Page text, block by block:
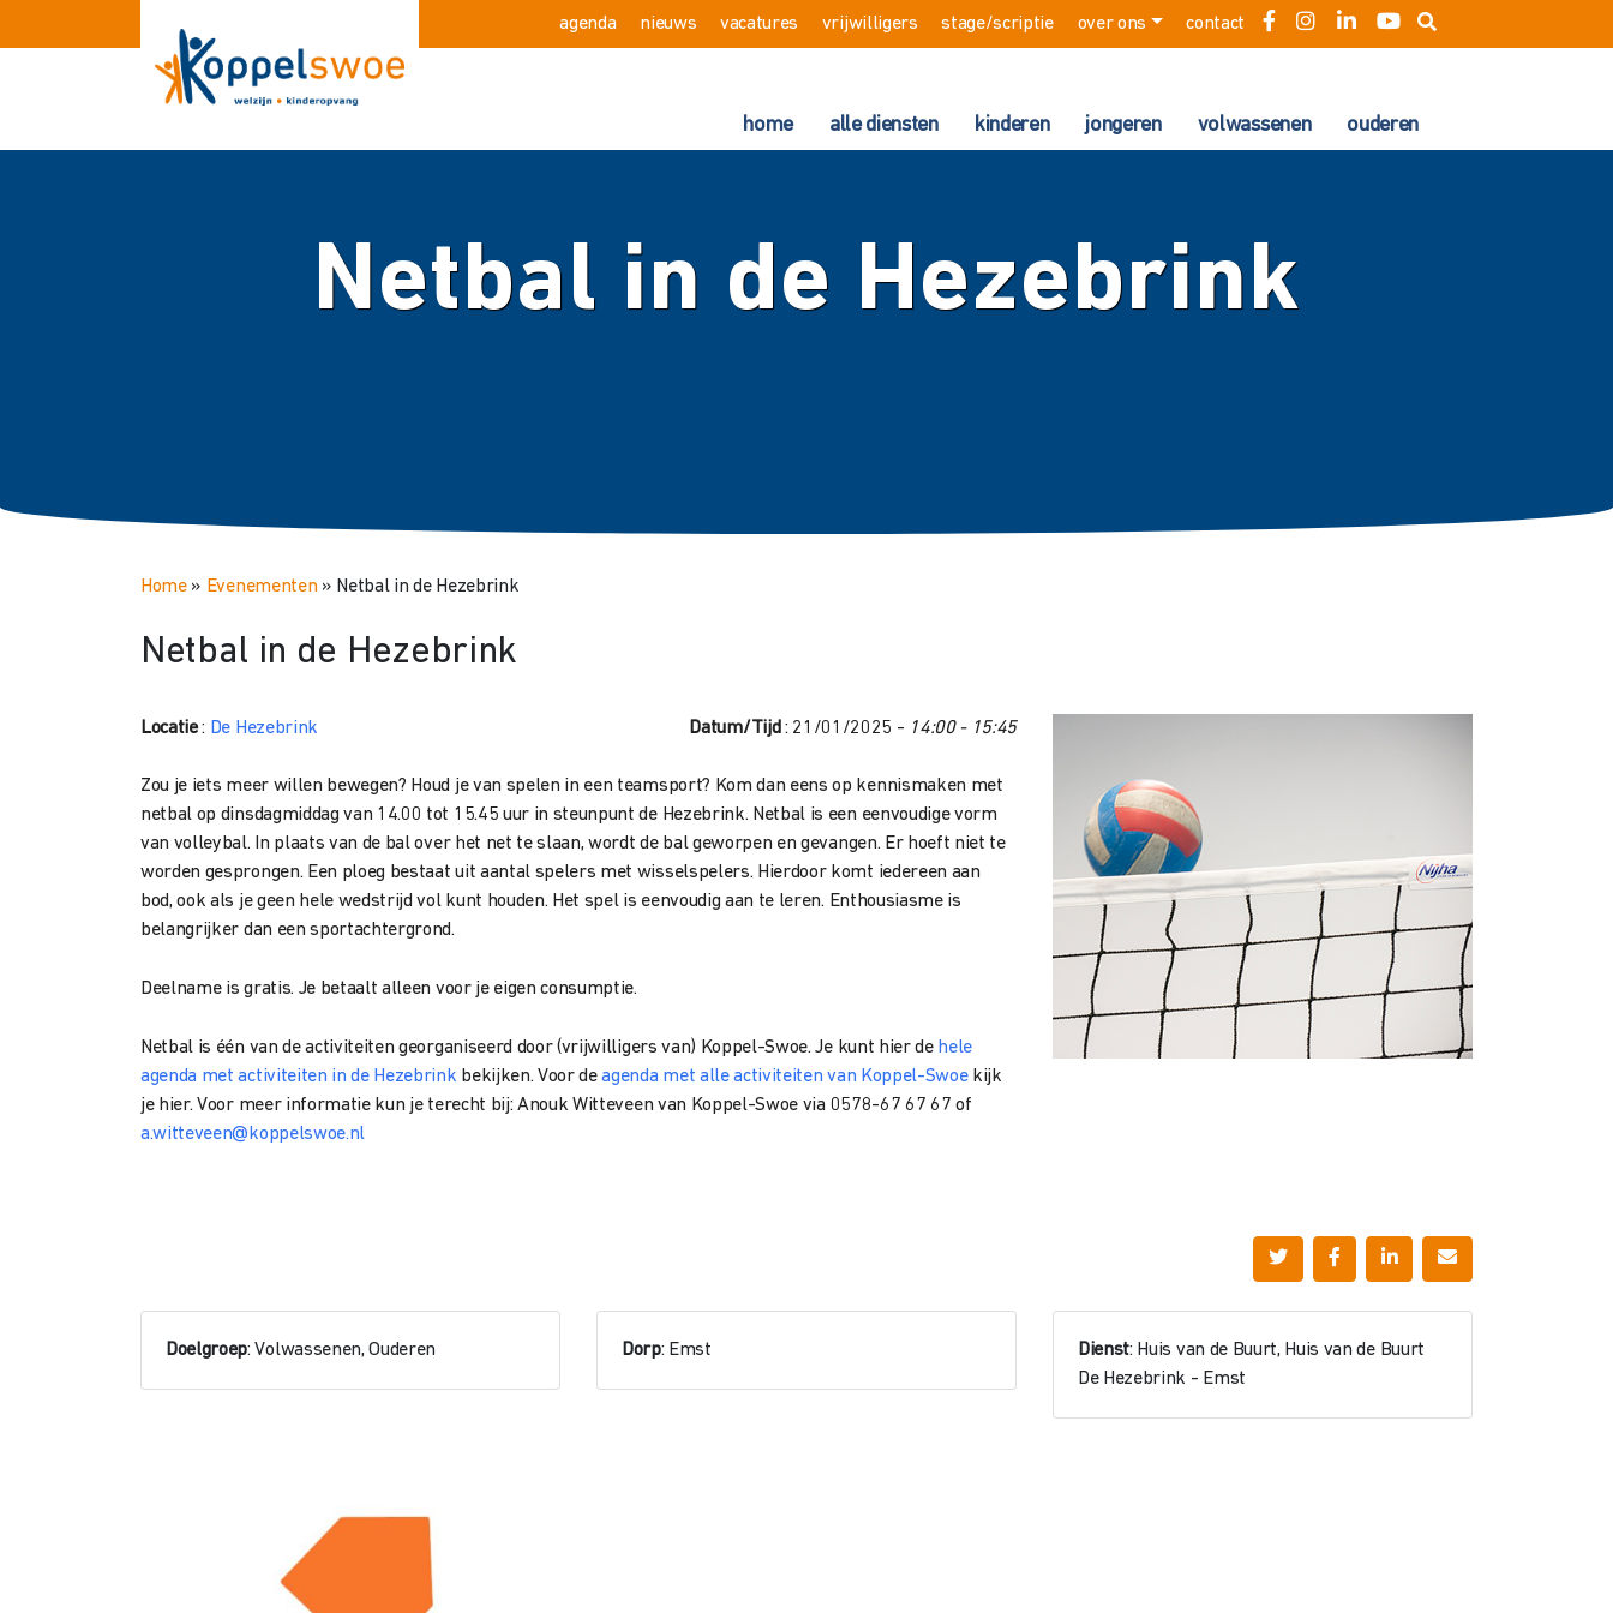
agenda nieuws vacatures vrijwilligers stage/scriptie over ons contact
home alle diensten kinderen jongeren volwassenen ouderen
Netbal in de Hezebrink
Home» Evenementen» Netbal in de Hezebrink
Netbal in de Hezebrink
Locatie: De Hezebrink Datum/Tijd : 21/01/2025 - 14:00 - 15:45
Zou je iets meer willen bewegen? Houd je van spelen in een teamsport? Kom dan eens op kennismaken met
netbal op dinsdagmiddag van 14.00 tot 15.45 uur in steunpuntde Hezebrink. Netbal is een eenvoudige vorm
van volleybal. I n plaats van de bal over het net te slaan, wordt de bal geworpen en gevangen. Er hoeft niet te
worden gesprongen. Een ploeg bestaat uit aantal spelers met wisselspelers. Hierdoor komt iedereen aan
bod, ook als je geen hele wedstrijd vol kunt houden. Het spel is eenvoudig aan te leren. Enthousiasme is
belangrijker dan een sportachtergrond.
Deelname is gratis. Je betaalt alleen voor je eigen consumptie.
Netbal is één van de activiteiten georganiseerd door (vrijwilligers van) Koppel-Swoe. Je kunt hier de hele
agenda met activiteiten in de Hezebrink bekijken. Voor deagenda met alle activiteiten van Koppel-Swoekijk
je hier.Voor meer informatie kun je terecht bij: Anouk Witteveen van Koppel-Swoe via 0578-67 67 67 of
a.witteveen@koppelswoe.nl
Doelgroep: Volwassenen, Ouderen Dorp: Emst Dienst: Huis van de Buurt, Huis van de Buurt
De Hezebrink - Emst